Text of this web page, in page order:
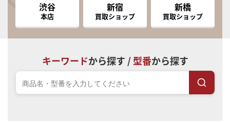
渋谷
本店
新宿
買取ショップ
新橋
買取ショップ
キーワードから探す /型番から探す